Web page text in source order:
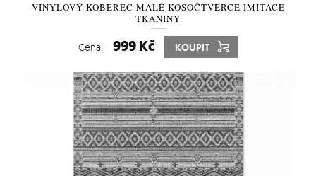
VINYLOVÝ KOBEREC MALÉ KOSOČTVERCE IMITACE
TKANINY
Cena: 999 Kč KOUPIT